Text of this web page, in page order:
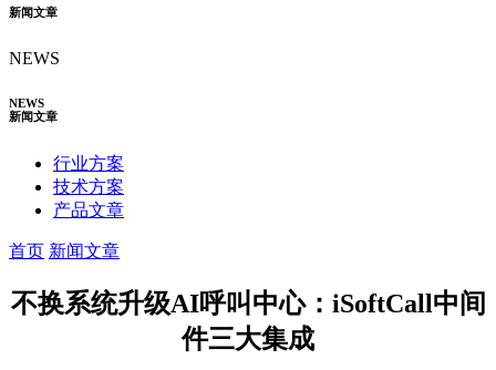
新闻文章
NEWS
NEWS
新闻文章
行业方案
技术方案
产品文章
首页 新闻文章
不换系统升级AI呼叫中心：iSoftCall中间
件三大集成